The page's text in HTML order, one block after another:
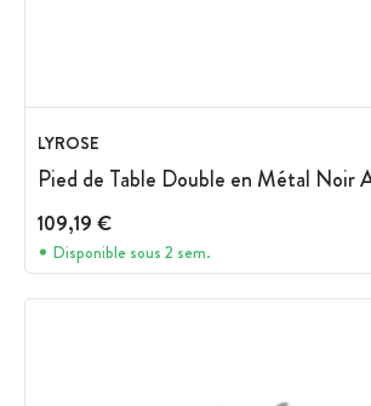
LYROSE
Pied de Table Double en Métal Noir
109,19 €
Disponible sous 2 sem.